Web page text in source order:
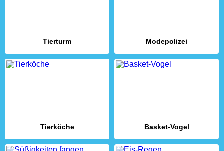
Tierturm Modepolizei
Tierköche Basket-Vogel